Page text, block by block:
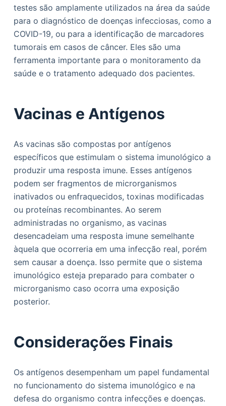
testes são amplamente utilizados na área da saúde
para o diagnóstico de doenças infecciosas, como a
COVID-19, ou para a identificação de marcadores
tumorais em casos de câncer. Eles são uma
ferramenta importante para o monitoramento da
saúde e o tratamento adequado dos pacientes.
Vacinas e Antígenos
As vacinas são compostas por antígenos
específicos que estimulam o sistema imunológico a
produzir uma resposta imune. Esses antígenos
podem ser fragmentos de microrganismos
inativados ou enfraquecidos, toxinas modificadas
ou proteínas recombinantes. Ao serem
administradas no organismo, as vacinas
desencadeiam uma resposta imune semelhante
àquela que ocorreria em uma infecção real, porém
sem causar a doença. Isso permite que o sistema
imunológico esteja preparado para combater o
microrganismo caso ocorra uma exposição
posterior.
Considerações Finais
Os antígenos desempenham um papel fundamental
no funcionamento do sistema imunológico e na
defesa do organismo contra infecções e doenças.